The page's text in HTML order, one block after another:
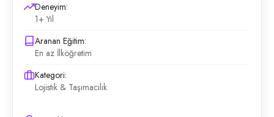
Deneyim:
1+ Yıl
Aranan Eğitim:
En az İlköğretim
Kategori:
Lojistik & Taşımacılık